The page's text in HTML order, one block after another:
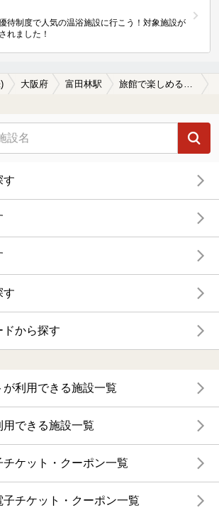
待制度で人気の温浴施設に行こう！対象施設が
れました！
大阪府 富田林駅 旅館で楽しめる富田林駅近くの温泉、日帰り温泉、スーパー銭湯おすすめ
す
す
ドから探す
が利用できる施設一覧
用できる施設一覧
チケット・クーポン一覧
チケット・クーポン一覧